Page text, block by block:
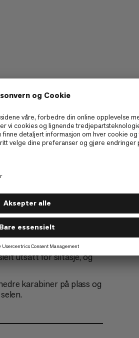
forhold takket
takket være
soner på
utsatt for slitasje, og
karabiner på plass og